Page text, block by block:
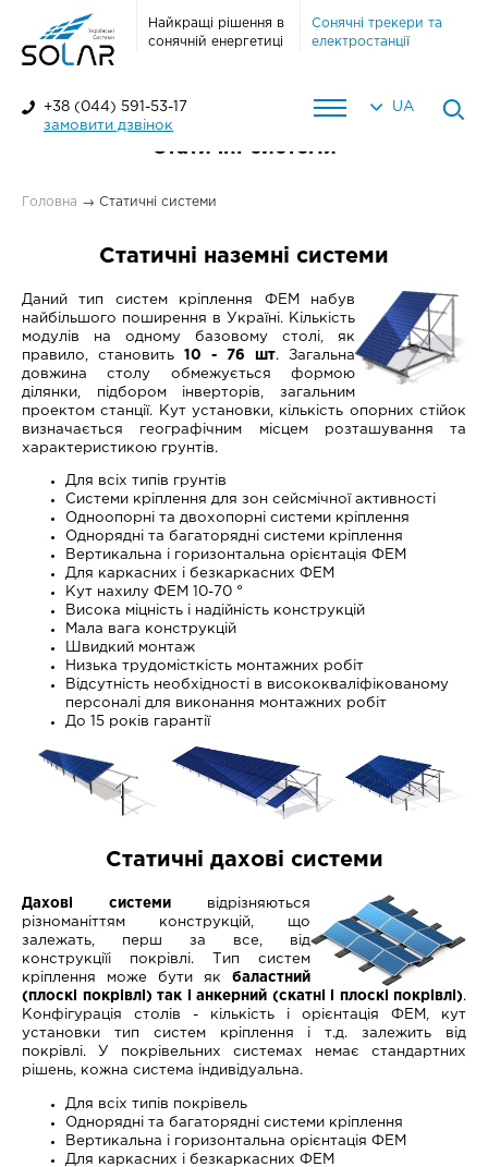
Найкращі рішення в
сонячній енергетиці
Сонячні трекери та
електростанції
UA
+38 (044) 591-53-17
замовити дзвінок
Статичні системи
Головна → Статичні системи
Статичні наземні системи
Даний тип систем кріплення ФЕМ набув
найбільшого поширення в Україні. Кількість
модулів на одному базовому столі, як
правило, становить 10 - 76 шт. Загальна
довжина столу обмежується формою
ділянки, підбором інверторів, загальним
проектом станції. Кут установки, кількість опорних стійок
визначається географічним місцем розташування та
характеристикою грунтів.
Для всіх типів грунтів
Системи кріплення для зон сейсмічної активності
Одноопорні та двохопорні системи кріплення
Однорядні та багаторядні системи кріплення
Вертикальна і горизонтальна орієнтація ФЕМ
Для каркасних і безкаркасних ФЕМ
Кут нахилу ФЕМ 10-70 °
Висока міцність і надійність конструкцій
Мала вага конструкцій
Швидкий монтаж
Низька трудомісткість монтажних робіт
Відсутність необхідності в висококваліфікованому
персоналі для виконання монтажних робіт
До 15 років гарантії
Статичні дахові системи
Дахові системи
відрізняються
різноманіттям конструкцій, що
залежать, перш за все, від
конструкціїі покрівлі. Тип систем
кріплення може бути якбаластний
(плоскі покрівлі) так і анкерний (скатні і плоскі покрівлі).
Конфігурація столів - кількість і орієнтація ФЕМ, кут
установки тип систем кріплення і т.д. залежить від
покрівлі. У покрівельних системах немає стандартних
рішень, кожна система індивідуальна.
Для всіх типів покрівель
Однорядні та багаторядні системи кріплення
Вертикальна і горизонтальна орієнтація ФЕМ
Для каркасних і безкаркасних ФЕМ